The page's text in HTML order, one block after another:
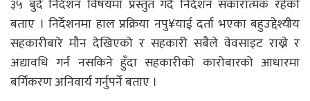
३५ बुँदे निर्देशन विषयमा प्रस्तुत गर्दै निर्देशन सकारात्मक रहेको
बताए । निर्देशनमा हाल प्रक्रिया नपु¥याई दर्ता भएका बहुउद्देश्यीय
सहकारीबारे मौन देखिएको र सहकारी सबैले वेवसाइट राख्ने र
अद्यावधि गर्न नसकिने हुँदा सहकारीको कारोबारको आधारमा
बर्गिकरण अनिवार्य गर्नुपर्ने बताए ।